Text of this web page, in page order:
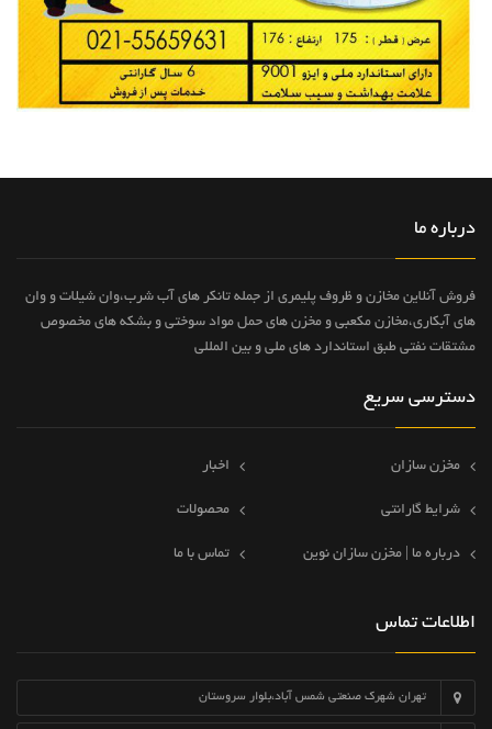
درباره ما
فروش آنلاین مخازن و ظروف پلیمری از جمله تانکر های آب شرب،وان شیلات و وان
های آبکاری،مخازن مکعبی و مخزن های حمل مواد سوختی و بشکه های مخصوص
مشتقات نفتی طبق استاندارد های ملی و بین المللی
دسترسی سریع
مخزن سازان اخبار
شرایط گارانتی محصولات
درباره ما | مخزن سازان نوین تماس با ما
اطلاعات تماس
تهران شهرک صنعتی شمس آباد،بلوار سروستان